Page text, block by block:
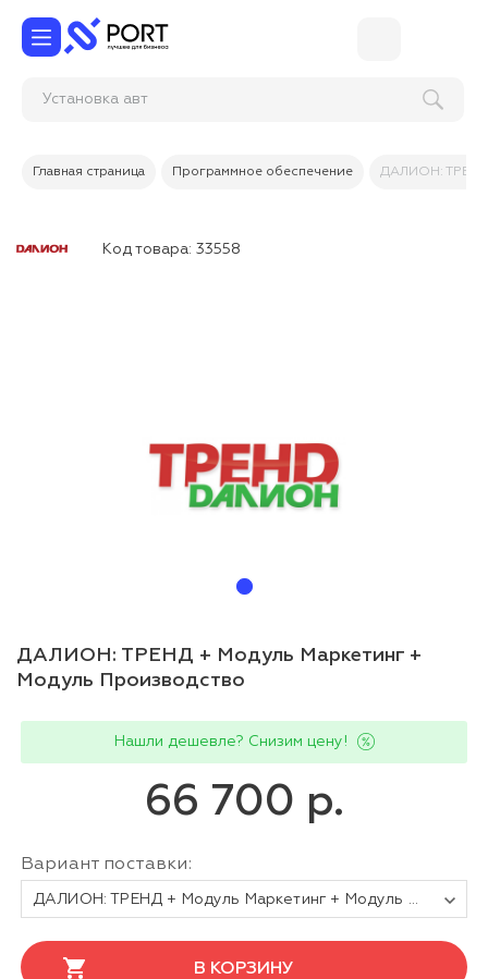
Уста
Главная страница Программное обеспечение ДАЛИОН: ТРЕНД
Код товара: 33558
ДАЛИОН: ТРЕНД + Модуль Маркетинг +
Модуль Производство
Нашли дешевле? Снизим цену!
66 700 р.
Вариант поставки:
ДАЛИОН: ТРЕНД + Модуль Маркетинг + Модуль Производство. Комплексная поставка (переход с ДУМ)
В КОРЗИНУ